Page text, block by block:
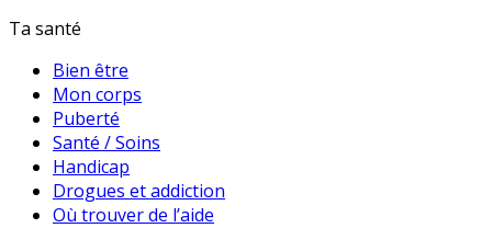
Ta santé
Bien être
Mon corps
Puberté
Santé / Soins
Handicap
Drogues et addiction
Où trouver de l’aide